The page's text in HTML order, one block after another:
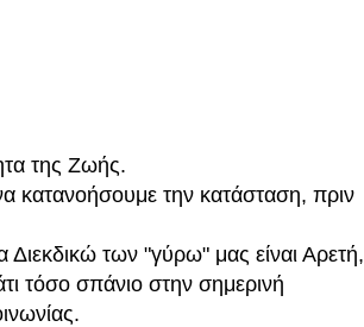
της Ζωής.
κατανοήσουμε την κατάσταση, πριν
των "γύρω" μας είναι Αρετή,
τόσο σπάνιο στην σημερινή